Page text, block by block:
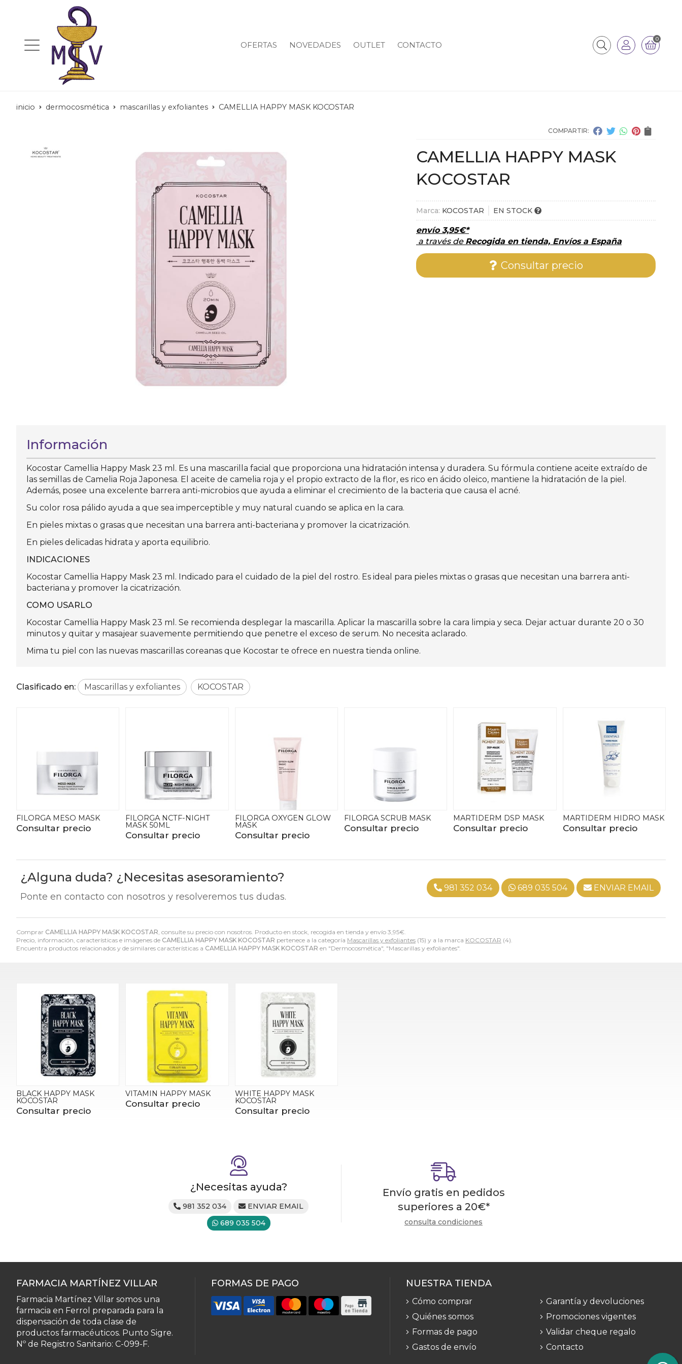
OFERTAS NOVEDADES OUTLET CONTACTO
0
inicio dermocosmética mascarillas y exfoliantes CAMELLIA HAPPY MASK KOCOSTAR
COMPARTIR:
CAMELLIA HAPPY MASK
KOCOSTAR
Marca: KOCOSTAR EN STOCK
envío3,95€*
a través de Recogida en tienda, Envíos a España
Consultar precio
Comprar CAMELLIA HAPPY MASK KOCOSTAR, consulte su precio con nosotros. Producto en stock, recogida en tienda y envío 3,95€.
Precio, información, características e imágenes de CAMELLIA HAPPY MASK KOCOSTAR pertenece a la categoría Mascarillas y exfoliantes (15) y a la marca KOCOSTAR (4).
Encuentra productos relacionados y de similares características a CAMELLIA HAPPY MASK KOCOSTAR en "Dermocosmética", "Mascarillas y exfoliantes".
Información
Kocostar Camellia Happy Mask 23 ml. Es una mascarilla facial que proporciona una hidratación intensa y duradera. Su fórmula contiene aceite extraído de
las semillas de Camelia Roja Japonesa. El aceite de camelia roja y el propio extracto de la flor, es rico en ácido oleico, mantiene la hidratación de la piel.
Además, posee una excelente barrera anti-microbios que ayuda a eliminar el crecimiento de la bacteria que causa el acné.
Su color rosa pálido ayuda a que sea imperceptible y muy natural cuando se aplica en la cara.
En pieles mixtas o grasas que necesitan una barrera anti-bacteriana y promover la cicatrización.
En pieles delicadas hidrata y aporta equilibrio.
INDICACIONES
Kocostar Camellia Happy Mask 23 ml. Indicado para el cuidado de la piel del rostro. Es ideal para pieles mixtas o grasas que necesitan una barrera anti-
bacteriana y promover la cicatrización.
COMO USARLO
Kocostar Camellia Happy Mask 23 ml. Se recomienda desplegar la mascarilla. Aplicar la mascarilla sobre la cara limpia y seca. Dejar actuar durante 20 o 30
minutos y quitar y masajear suavemente permitiendo que penetre el exceso de serum. No necesita aclarado.
Mima tu piel con las nuevas mascarillas coreanas que Kocostar te ofrece en nuestra tienda online.
Clasificado en: Mascarillas y exfoliantes KOCOSTAR
MASK FILORGA NCTF-NIGHT
MASK 50ML
Consultar precio
FILORGA OXYGEN GLOW
Consultar precio
FILORGA SCRUB MASK
Consultar precio
MARTIDERM DSP MASK
Consultar precio
MARTIDERM HIDRO MASK
Consultar precio
TIME FILLER MASK
Consultar
¿Alguna duda? ¿Necesitas asesoramiento?
Ponte en contacto con nosotros y resolveremos tus dudas.
981 352 034 689 035 504 ENVIAR EMAIL
BLACK HAPPY MASK
KOCOSTAR
Consultar precio
VITAMIN HAPPY MASK
Consultar precio
WHITE HAPPY MASK
KOCOSTAR
Consultar precio
¿Necesitas ayuda?
981 352 034
ENVIAR EMAIL
689 035 504
Envío gratis en pedidos
superiores a 20€*
consulta condiciones
FARMACIA MARTÍNEZ VILLAR
Farmacia Martínez Villar somos una
farmacia en Ferrol preparada para la
dispensación de toda clase de
productos farmacéuticos. Punto Sigre.
Nº de Registro Sanitario: C-099-F.
FORMAS DE PAGO NUESTRA TIENDA
Cómo comprar
Quiénes somos
Formas de pago
Gastos de envío
Garantía y devoluciones
Promociones vigentes
Validar cheque regalo
Contacto